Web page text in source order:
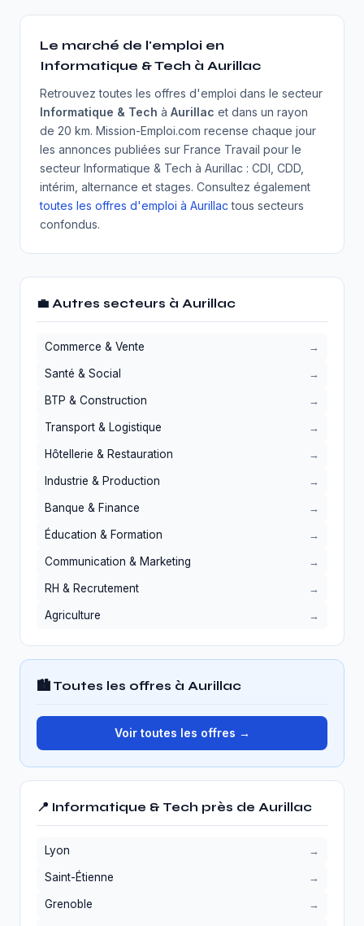
Le marché de l'emploi en
Informatique & Tech à Aurillac
Retrouvez toutes les offres d'emploi dans le secteur
Informatique & Tech à Aurillac et dans un rayon
de 20 km. Mission-Emploi.com recense chaque jour
les annonces publiées sur France Travail pour le
secteur Informatique & Tech à Aurillac : CDI, CDD,
intérim, alternance et stages. Consultez également
toutes les offres d'emploi à Aurillac tous secteurs
confondus.
💼 Autres secteurs à Aurillac
Commerce & Vente
Santé & Social
BTP & Construction
Transport & Logistique
Hôtellerie & Restauration
Industrie & Production
Banque & Finance
Éducation & Formation
Communication & Marketing
RH & Recrutement
Agriculture
🏙️ Toutes les offres à Aurillac
Voir toutes les offres →
📍 Informatique & Tech près de Aurillac
Lyon
Saint-Étienne
Grenoble